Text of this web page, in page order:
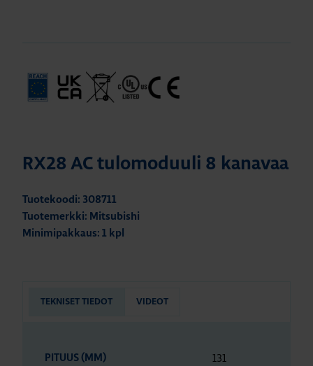
RX28 AC tulomoduuli 8 kanavaa
Tuotekoodi: 308711
Tuotemerkki: Mitsubishi
Minimipakkaus: 1 kpl
TEKNISET TIEDOT VIDEOT
PITUUS (MM) 131